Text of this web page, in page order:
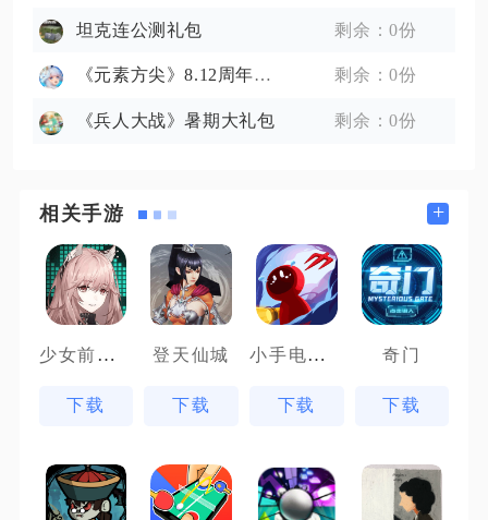
坦克连公测礼包 剩余：0份
《元素方尖》8.12周年礼包 剩余：0份
《兵人大战》暑期大礼包 剩余：0份
相关手游 +
少女前线云图计划先锋服
下载
登天仙城
下载
小手电大派对
下载
奇门
下载